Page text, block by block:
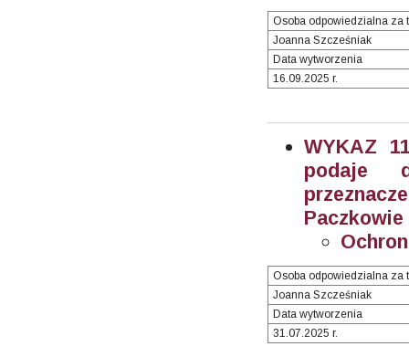
Osoba odpowiedzialna za
Joanna Szcześniak
Data wytworzenia
16.09.2025 r.
WYKAZ
podaje
Paczkowie
Osoba odpowiedzialna za
Joanna Szcześniak
Data wytworzenia
31.07.2025 r.